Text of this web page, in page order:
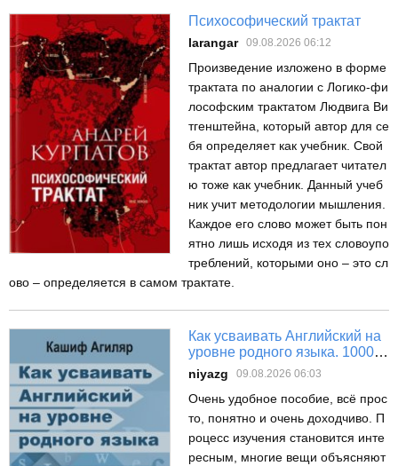
Психософический трактат
larangar 09.08.2026 06:12
Произведение изложено в форме
трактата по аналогии с Логико-фи
лософским трактатом Людвига Ви
тгенштейна, который автор для се
бя определяет как учебник. Свой
трактат автор предлагает читател
ю тоже как учебник. Данный учеб
ник учит методологии мышления.
Каждое его слово может быть пон
ятно лишь исходя из тех словоупо
треблений, которыми оно – это сл
ово – определяется в самом трактате.
Как усваивать Английский на
уровне родного языка. 1000
лексических паттернов в
таблицах
niyazg 09.08.2026 06:03
Очень удобное пособие, всё прос
то, понятно и очень доходчиво. П
роцесс изучения становится инте
ресным, многие вещи объясняют